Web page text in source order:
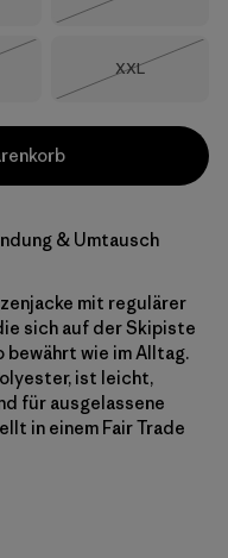
Größe
XXL
& Umtausch
mit regulärer
sich auf der Skipiste
bewährt wie im Alltag.
ist leicht,
für ausgelassene
in einem Fair Trade